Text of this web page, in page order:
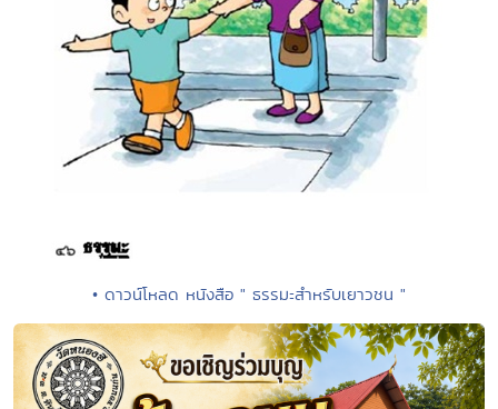
• ดาวน์โหลด หนังสือ " ธรรมะสำหรับเยาวชน "